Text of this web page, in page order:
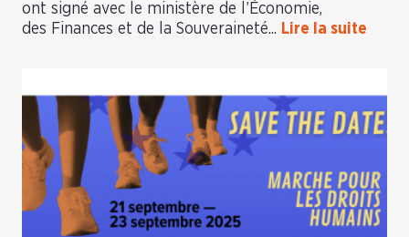
ont signé avec le ministère de l’Économie,
des Finances et de la Souveraineté... Lire la suite